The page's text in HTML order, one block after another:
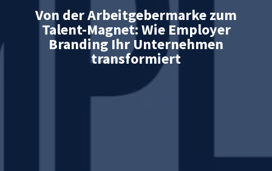
Von der Arbeitgebermarke zum
Talent-Magnet: Wie Employer
Branding Ihr Unternehmen
transformiert